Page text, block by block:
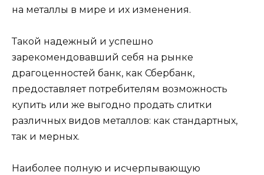
на металлы в мире и их изменения.
Такой надежный и успешно
зарекомендовавший себя на рынке
драгоценностей банк, как Сбербанк,
предоставляет потребителям возможность
купить или же выгодно продать слитки
различных видов металлов: как стандартных,
так и мерных.
Наиболее полную и исчерпывающую